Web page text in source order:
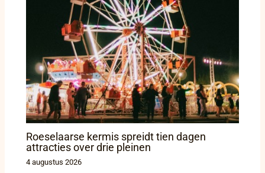
Roeselaarse kermis spreidt tien dagen
attracties over drie pleinen
4 augustus 2026